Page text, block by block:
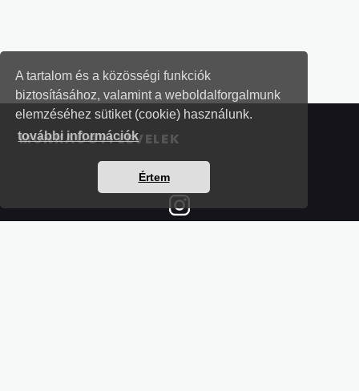
A tartalom és a közösségi funkciók
biztosításához, valamint a weboldalforgalmunk
elemzéséhez sütiket (cookie) használunk.
további információk
Értem
MUNKAÜGYI LEVELEK